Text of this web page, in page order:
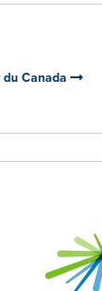
Canada